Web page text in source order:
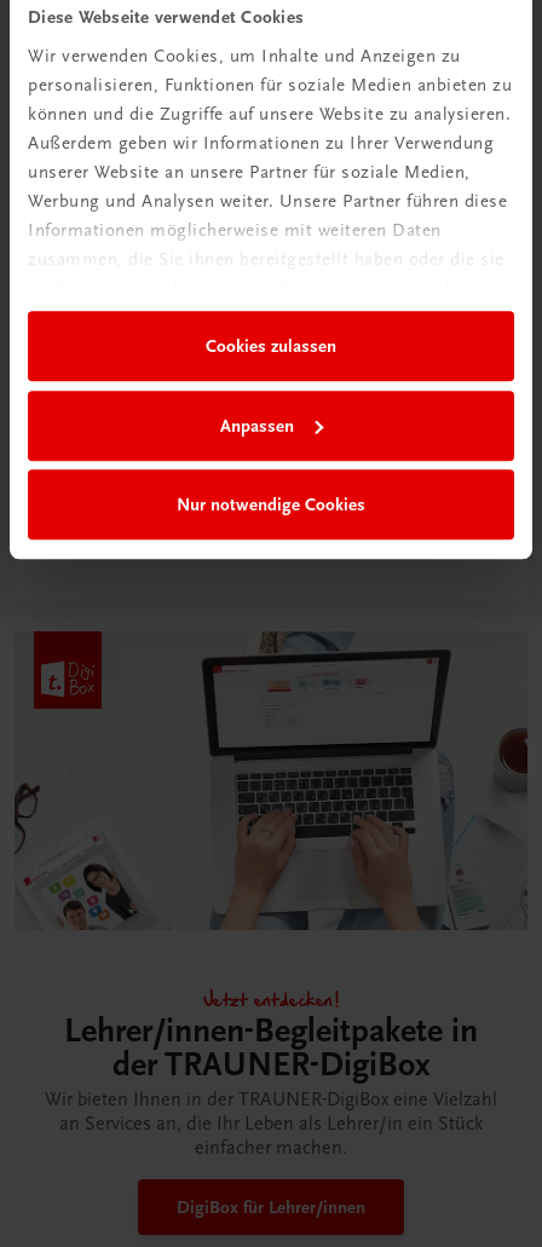
Diese Webseite verwendet Cookies
Wir verwenden Cookies, um Inhalte und Anzeigen zu
personalisieren, Funktionen für soziale Medien anbieten zu
können und die Zugriffe auf unsere Website zu analysieren.
Außerdem geben wir Informationen zu Ihrer Verwendung
unserer Website an unsere Partner für soziale Medien,
Werbung und Analysen weiter. Unsere Partner führen diese
Informationen möglicherweise mit weiteren Daten
zusammen, die Sie ihnen bereitgestellt haben oder die sie
Cookies zulassen
Anpassen
Nur notwendige Cookies
Tipps & Tricks
Mehr dazu
Neu in der DigiBox
Klassenzimmer“
Jetzt entdecken!
Lehrer/innen-Begleitpakete in
der TRAUNER-DigiBox
Wir bieten Ihnen in der TRAUNER-DigiBox eine Vielzahl
an Services an, die Ihr Leben als Lehrer/in ein Stück
einfacher machen.
DigiBox für Lehrer/innen